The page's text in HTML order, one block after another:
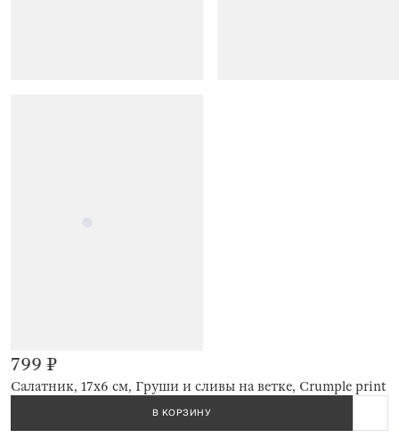
Салатник, 17х6 см, Груши и сливы на ветке, Crumple print
799 ₽
В КОРЗИНУ